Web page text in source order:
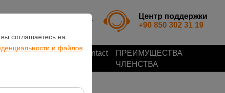
соглашаетесь на
и файлов
Центр поддержки
+90 850 302 31 19
Отзывы
Contact
ПРЕИМУЩЕСТВА
ЧЛЕНСТВА